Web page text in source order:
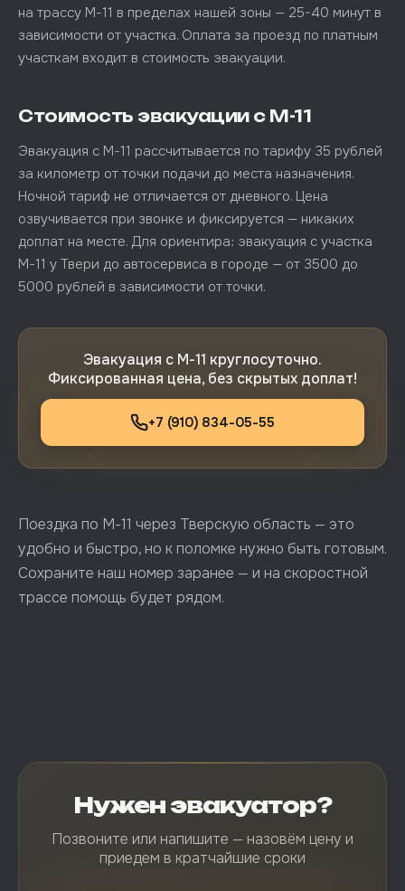
на трассу М-11 в пределах нашей зоны — 25-40 минут в
зависимости от участка. Оплата за проезд по платным
участкам входит в стоимость эвакуации.
Стоимость эвакуации с М-11
Эвакуация с М-11 рассчитывается по тарифу 35 рублей
за километр от точки подачи до места назначения.
Ночной тариф не отличается от дневного. Цена
озвучивается при звонке и фиксируется — никаких
доплат на месте. Для ориентира: эвакуация с участка
М-11 у Твери до автосервиса в городе — от 3500 до
5000 рублей в зависимости от точки.
Эвакуация с М-11 круглосуточно.
Фиксированная цена, без скрытых доплат!
+7 (910) 834-05-55
Поездка по М-11 через Тверскую область — это
удобно и быстро, но к поломке нужно быть готовым.
Сохраните наш номер заранее — и на скоростной
трассе помощь будет рядом.
Нужен эвакуатор?
Позвоните или напишите — назовём цену и
приедем в кратчайшие сроки